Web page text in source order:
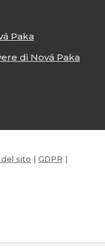
Paka
di Nová Paka
sito | GDPR |